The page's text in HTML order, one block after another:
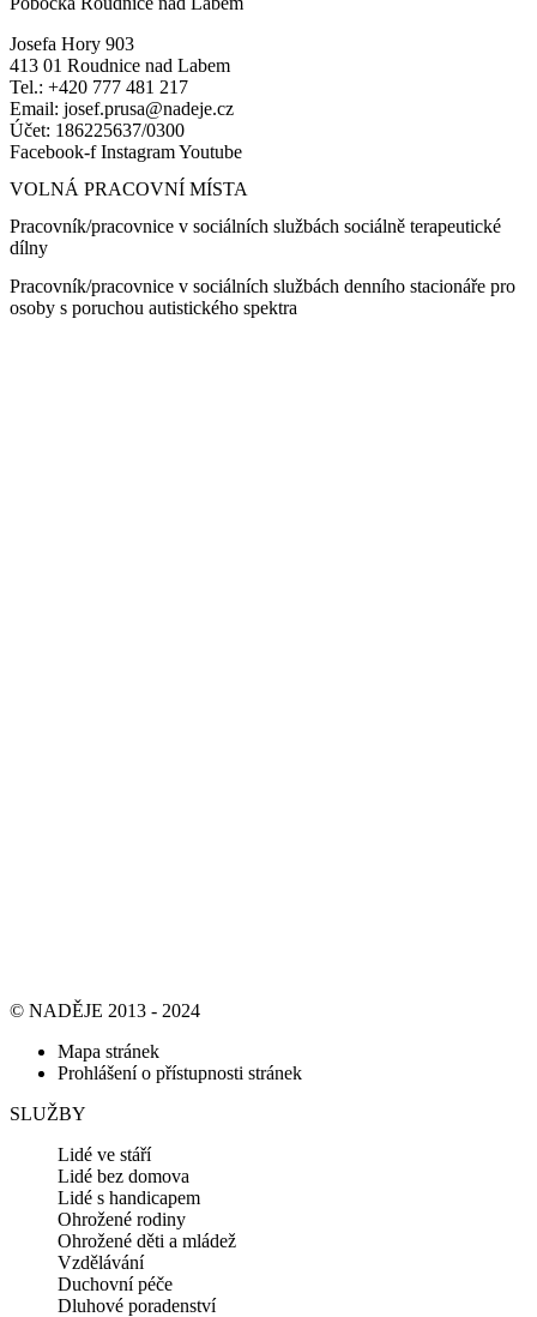
Josefa Hory 903
413 01 Roudnice nad Labem
Tel.: +420 777 481 217
Email: josef.prusa@nadeje.cz
Účet: 186225637/0300
Facebook-f InstagramYoutube
VOLNÁ PRACOVNÍ MÍSTA
Pracovník/pracovnice v sociálních službách sociálně terapeutické
dílny
Pracovník/pracovnice v sociálních službách denního stacionáře pro
osoby s poruchou autistického spektra
© NADĚJE 2013 - 2024
Mapa stránek
Prohlášení o přístupnosti stránek
SLUŽBY
Lidé ve stáří
Lidé bez domova
Lidé s handicapem
Ohrožené rodiny
Ohrožené děti a mládež
Vzdělávání
Duchovní péče
Dluhové poradenství